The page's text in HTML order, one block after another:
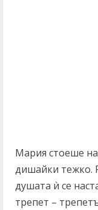
Мария стоеше
дишайки тежко.
душата ѝ се
трепет –